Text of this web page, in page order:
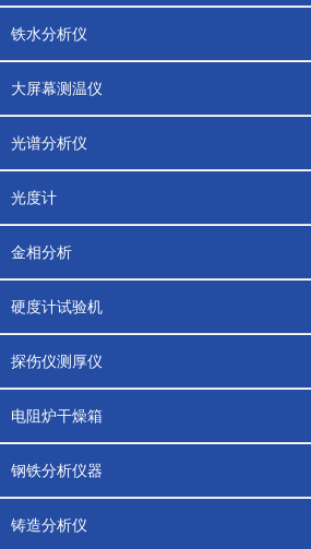
铁水分析仪
大屏幕测温仪
光谱分析仪
光度计
金相分析
硬度计试验机
探伤仪测厚仪
电阻炉干燥箱
钢铁分析仪器
铸造分析仪